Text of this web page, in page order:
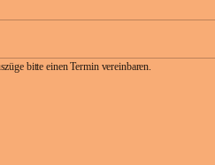
bitte einen Termin vereinbaren.